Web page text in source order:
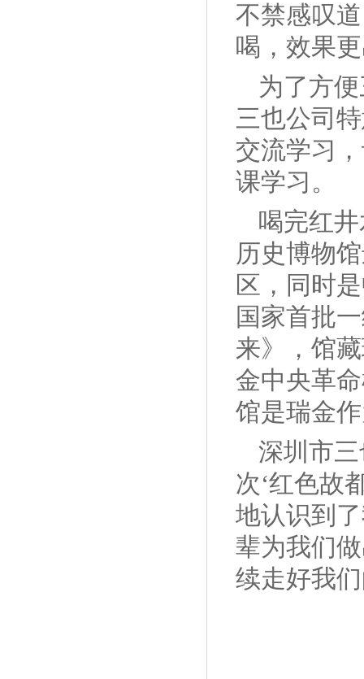
不禁感叹
喝，效果
为了方
三也公司
交流学习
课学习。
喝完红
历史博物
区，同时
国家首批
来》，馆
金中央革
馆是瑞金
深圳市
次‘红色故
地认识到
辈为我们
续走好我